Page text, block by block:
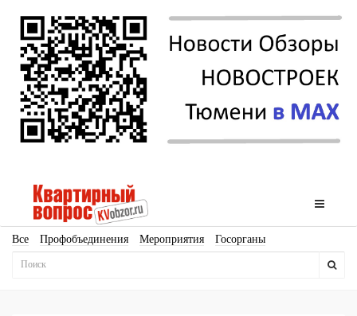
Все Профобъединения Мероприятия Госорганы
Новостройки